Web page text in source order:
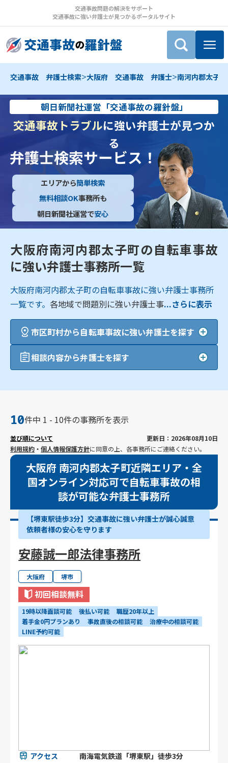
交通事故問題の解決をサポート
交通事故に強い弁護士が見つかるポータルサイト
交通事故 弁護士検索>大阪府 交通事故 弁護士>南河内郡太子
朝日新聞社運営「交通事故の羅針盤」
交通事故トラブルに強い弁護士が見つか
る
弁護士検索サービス！
エリアから簡単検索
無料相談OK事務所も
朝日新聞社運営で安心
大阪府南河内郡太子町の自転車事故
に強い弁護士事務所一覧
大阪府南河内郡太子町の自転車事故に強い弁護士事務所
一覧です。各地域で問題別に強い弁護士事...さらに表示
市区町村から自転車事故に強い弁護士を探す
相談内容から弁護士を探す
10件中 1 - 10件の事務所を表示
並び順について
更新日：2026年08月10日
利用規約 ・個人情報保護方針に同意の上、各事務所にご連絡ください。
大阪府 南河内郡太子町近隣エリア・全
国オンライン対応可で自転車事故の相
談が可能な弁護士事務所
【堺東駅徒歩3分】交通事故に強い弁護士が誠心誠意
依頼者様の安心を守ります
安藤誠一郎法律事務所
大阪府 堺市
初回相談無料
19時以降面談可能 後払い可能
職歴20年以上
着手金0円プランあり
事故直後の相談可能
治療中の相談可能
LINE予約可能
アクセス 南海電気鉄道「堺東駅」徒歩3分